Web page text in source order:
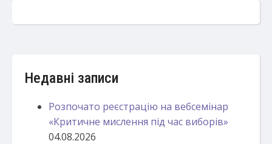
Недавні записи
Розпочато реєстрацію на вебсемінар
«Критичне мислення під час виборів»
04.08.2026